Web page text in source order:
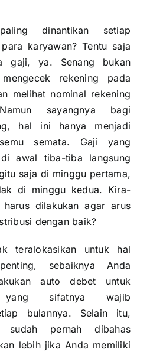
dinantikan setiap
karyawan? Tentu saja
gaji, ya. Senang bukan
rekening pada
melihat nominal rekening
sayangnya bagi
hal ini hanya menjadi
semata. Gaji yang
awal tiba-tiba langsung
saja di minggu pertama,
di minggu kedua. Kira-
dilakukan agar arus
dengan baik?
teralokasikan untuk hal
sebaiknya Anda
auto debet untuk
yang sifatnya wajib
bulannya. Selain itu,
sudah pernah dibahas
lebih jika Anda memiliki